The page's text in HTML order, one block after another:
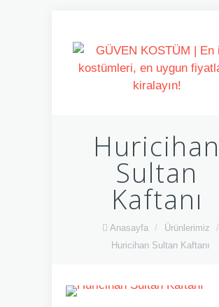
Huricihan
Sultan
Kaftanı
Anasayfa / Ürünlerimiz
/
Huricihan Sultan Kaftanı